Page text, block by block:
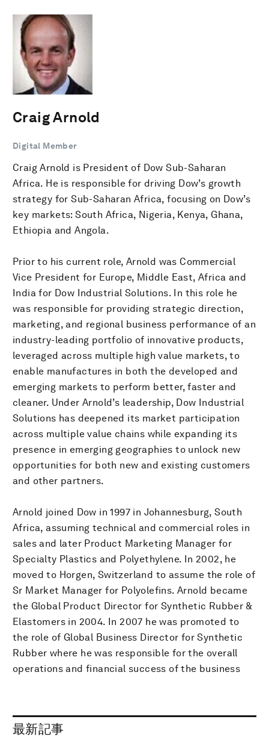
Craig Arnold
Digital Member
Craig Arnold is President of Dow Sub-Saharan
Africa. He is responsible for driving Dow’s growth
strategy for Sub-Saharan Africa, focusing on Dow’s
key markets: South Africa, Nigeria, Kenya, Ghana,
Ethiopia and Angola.
Prior to his current role, Arnold was Commercial
Vice President for Europe, Middle East, Africa and
India for Dow Industrial Solutions. In this role he
was responsible for providing strategic direction,
marketing, and regional business performance of an
industry-leading portfolio of innovative products,
leveraged across multiple high value markets, to
enable manufactures in both the developed and
emerging markets to perform better, faster and
cleaner. Under Arnold’s leadership, Dow Industrial
Solutions has deepened its market participation
across multiple value chains while expanding its
presence in emerging geographies to unlock new
opportunities for both new and existing customers
and other partners.
Arnold joined Dow in 1997 in Johannesburg, South
Africa, assuming technical and commercial roles in
sales and later Product Marketing Manager for
Specialty Plastics and Polyethylene. In 2002, he
moved to Horgen, Switzerland to assume the role of
Sr Market Manager for Polyolefins. Arnold became
the Global Product Director for Synthetic Rubber &
Elastomers in 2004. In 2007 he was promoted to
the role of Global Business Director for Synthetic
Rubber where he was responsible for the overall
operations and financial success of the business
最新記事